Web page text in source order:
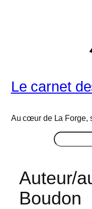
Le carnet
Au cœur de La Forge,
Auteur/
Boudon